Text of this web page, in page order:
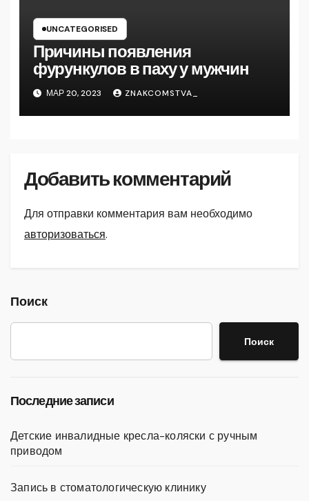
UNCATEGORISED
Причины появления
фурункулов в паху у мужчин
МАР 20, 2023 ZNAKCOMSTVA_
Добавить комментарий
Для отправки комментария вам необходимо
авторизоваться.
Поиск
Поиск
Последние записи
Детские инвалидные кресла-коляски с ручным
приводом
Запись в стоматологическую клинику